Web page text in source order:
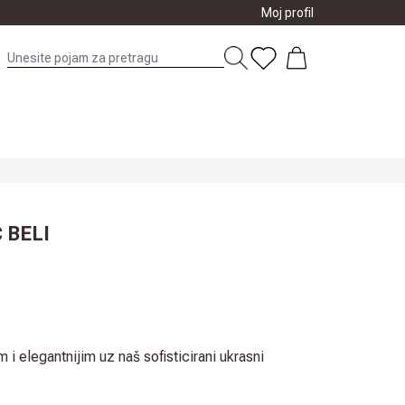
Moj profil
BELI
i elegantnijim uz naš sofisticirani ukrasni